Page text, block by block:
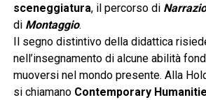
sceneggiatura, il percorso di
di Montaggio.
Il segno distintivo della didattica
nell’insegnamento di alcune abilità
muoversi nel mondo presente. Alla
si chiamano Contemporary